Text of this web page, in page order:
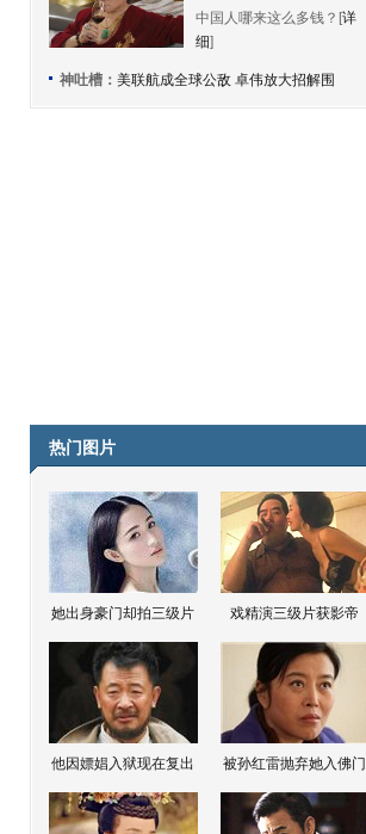
中国人哪来这么多钱？[详
细]
神吐槽： 美联航成全球公敌 卓伟放大招解围
热门图片
她出身豪门却拍三级片 戏精演三级片获影帝
他因嫖娼入狱现在复出 被孙红雷抛弃她入佛门